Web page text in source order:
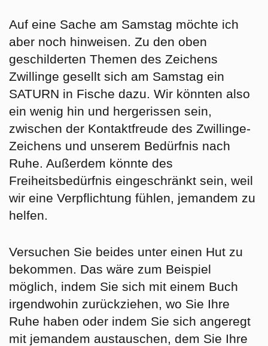
Auf eine Sache am Samstag möchte ich
aber noch hinweisen. Zu den oben
geschilderten Themen des Zeichens
Zwillinge gesellt sich am Samstag ein
SATURN in Fische dazu. Wir könnten also
ein wenig hin und hergerissen sein,
zwischen der Kontaktfreude des Zwillinge-
Zeichens und unserem Bedürfnis nach
Ruhe. Außerdem könnte des
Freiheitsbedürfnis eingeschränkt sein, weil
wir eine Verpflichtung fühlen, jemandem zu
helfen.
Versuchen Sie beides unter einen Hut zu
bekommen. Das wäre zum Beispiel
möglich, indem Sie sich mit einem Buch
irgendwohin zurückziehen, wo Sie Ihre
Ruhe haben oder indem Sie sich angeregt
mit jemandem austauschen, dem Sie Ihre